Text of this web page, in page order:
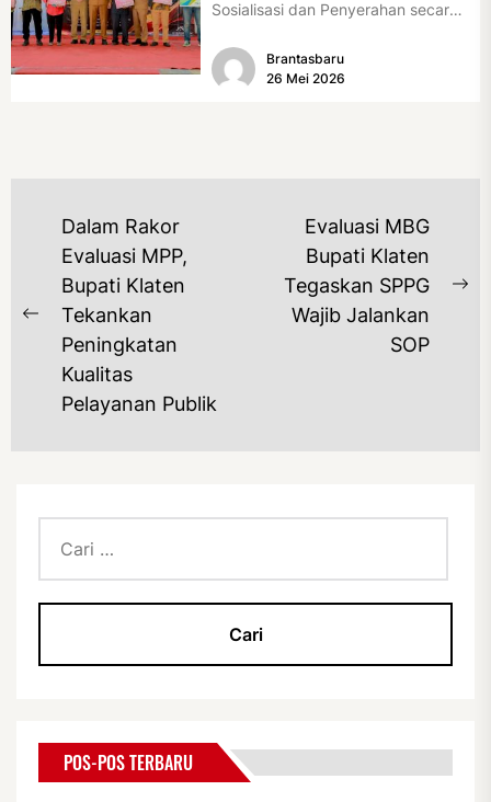
Sosialisasi dan Penyerahan secara
Rumah Tidak Layak Huni...
Brantasbaru
26 Mei 2026
NAVIGASI
POS
Previous
post:
Dalam Rakor
Evaluasi MPP,
Bupati Klaten
Tekankan
Peningkatan
Kualitas
Pelayanan Publik
Evaluasi MBG
Bupati Klaten
Tegaskan SPPG
Wajib Jalankan
SOP
untuk:
POS-POS TERBARU